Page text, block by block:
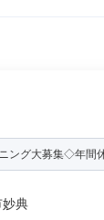
ング大募集◇年間
典